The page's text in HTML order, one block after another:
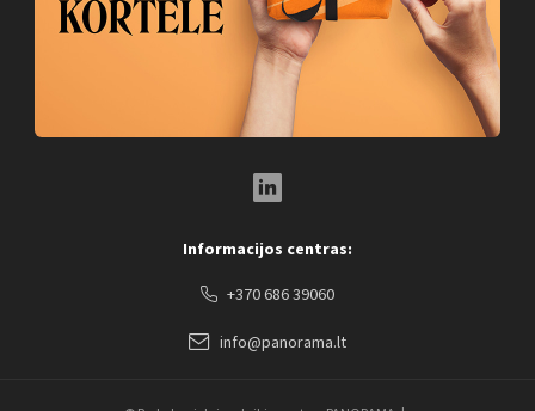
Informacijos centras:
+370 686 39060
info@panorama.lt